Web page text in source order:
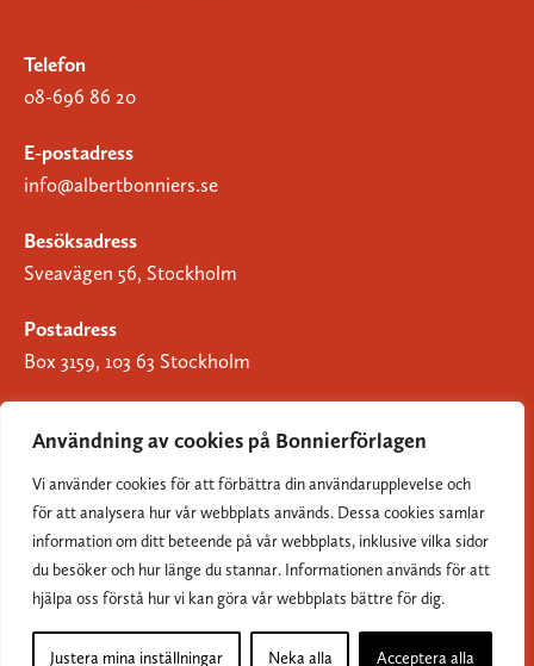
Användning av cookies på Bonnierförlagen
Vi använder cookies för att förbättra din användarupplevelse och
för att analysera hur vår webbplats används. Dessa cookies samlar
information om ditt beteende på vår webbplats, inklusive vilka sidor
du besöker och hur länge du stannar. Informationen används för att
hjälpa oss förstå hur vi kan göra vår webbplats bättre för dig.
Justera mina inställningar Neka alla Acceptera alla
Telefon
08-696 86 20
E-postadress
info@albertbonniers.se
Besöksadress
Sveavägen 56, Stockholm
Postadress
Box 3159, 103 63 Stockholm
Om Bonnierförlagen
Cookies
Integritetspolicy